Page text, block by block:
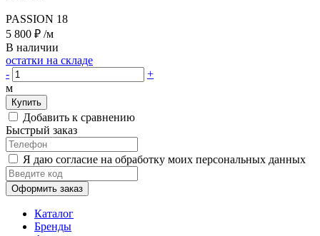
PASSION 18
5 800 ₽ /м
В наличии
остатки на складе
-
+
м
Купить
Добавить к сравнению
Быстрый заказ
Я даю согласие на обработку моих персональных данных
Оформить заказ
Каталог
Бренды